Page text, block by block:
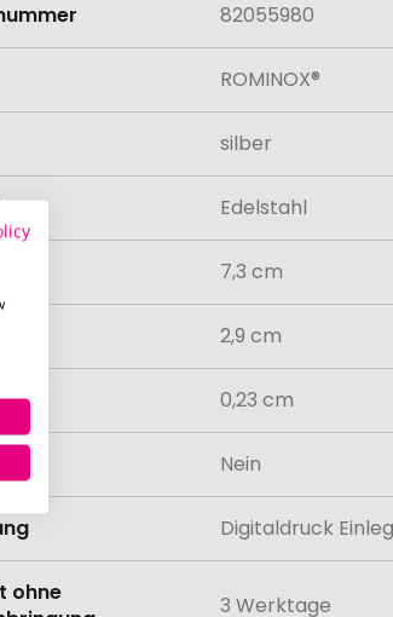
82055980
ROMINOX®
silber
Edelstahl
7,3 cm
2,9 cm
0,23 cm
Nein
Digitaldruck
ohne
3 Werktage